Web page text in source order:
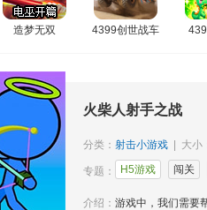
造梦无双 4399创世战车
火柴人射手之战
分类： 射击小游戏 | 大小
专题： H5游戏 闯关
介绍： 游戏中，我们需要